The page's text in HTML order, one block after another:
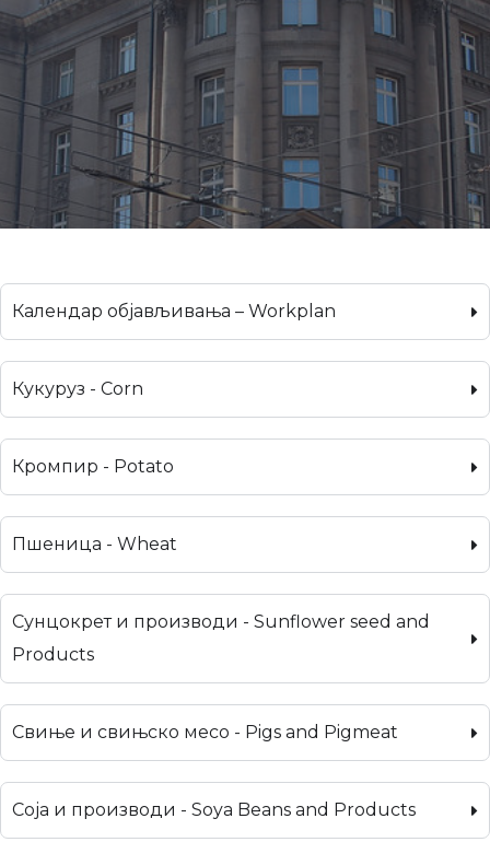
Календар објављивања – Workplan
Кукуруз - Corn
Кромпир - Potato
Пшеница - Wheat
Сунцокрет и производи - Sunflower seed and
Products
Свиње и свињско месо - Pigs and Pigmeat
Соја и производи - Soya Beans and Products